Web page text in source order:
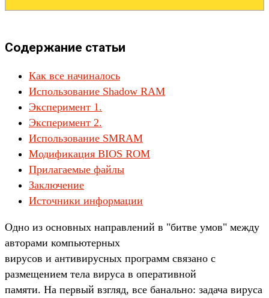
Содержание статьи
Как все начиналось
Использование Shadow RAM
Эксперимент 1.
Эксперимент 2.
Использование SMRAM
Модификация BIOS ROM
Прилагаемые файлы
Заключение
Источники информации
Одно из основных направлений в "битве умов" между
авторами компьютерных
вирусов и антивирусных программ связано с
размещением тела вируса в оперативной
памяти. На первый взгляд, все банально: задача вируса